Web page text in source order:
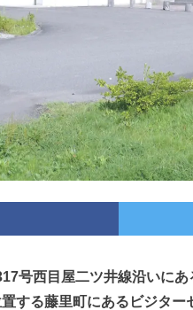
号西目屋二ツ井線沿いに
する藤里町にあるビジタ